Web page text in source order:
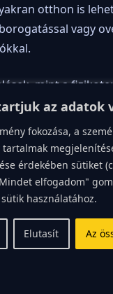
az adatok
fokozása, a
tartalmak
érdekében sütiket
elfogadom"
használatához.
Elutasít Az
otthon is
vagy
mint a
lehetnek az
Ezenkívül a
is